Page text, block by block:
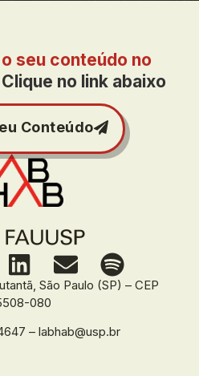
São Paulo (SP) – CEP
080
– labhab@usp.br
seu conteúdo no
Clique no link abaixo
Conteúdo